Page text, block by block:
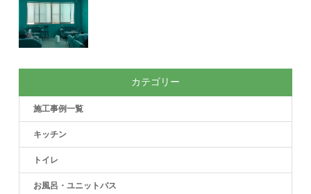
カテゴリー
施工事例一覧
キッチン
トイレ
お風呂・ユニットバス